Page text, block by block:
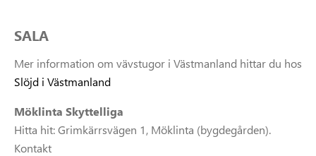
SALA
Mer information om vävstugor i Västmanland hittar du hos
Slöjd i Västmanland
Möklinta Skyttelliga
Hitta hit: Grimkärrsvägen 1, Möklinta (bygdegården).
Kontakt